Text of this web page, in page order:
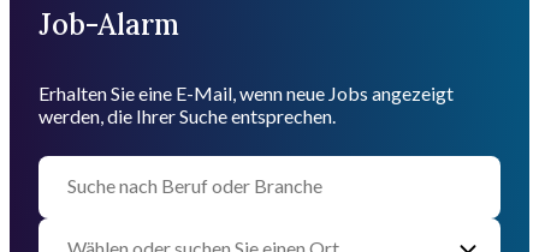
Job-Alarm
Erhalten Sie eine E-Mail, wenn neue Jobs angezeigt
werden, die Ihrer Suche entsprechen.